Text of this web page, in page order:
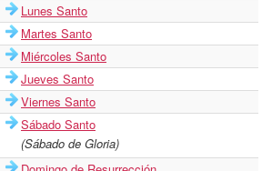
Lunes Santo
Martes Santo
Miércoles Santo
Jueves Santo
Viernes Santo
Sábado Santo
(Sábado de Gloria)